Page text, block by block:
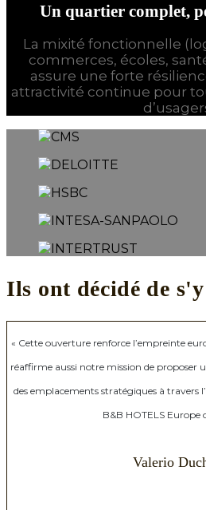
Un quartier complet,
La mixité fonctionnelle
commerces, écoles,
assure une forte
attractivité continue pour
Ils ont décidé de
« Cette ouverture renforce l’empreinte
réaffirme aussi notre mission de proposer
des emplacements stratégiques à travers
B&B HOTELS Europe
Valerio